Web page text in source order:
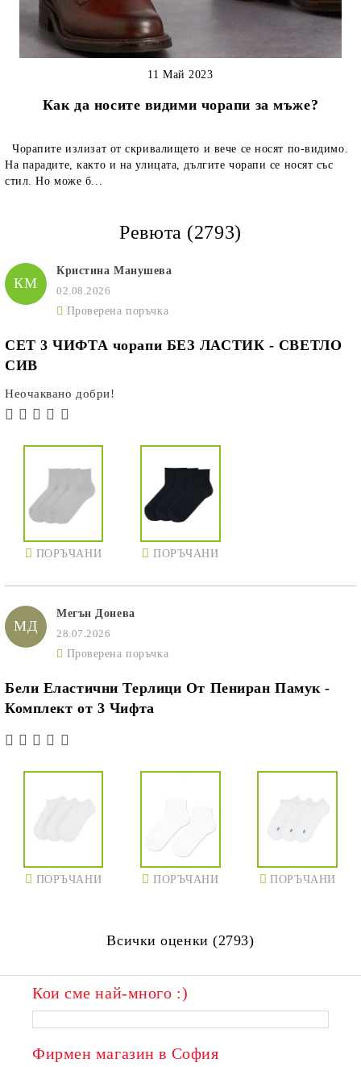
Как да носите видими чорапи за мъже?
11 Май 2023
Чорапите излизат от скривалището и вече се носят по-видимо.
На парадите, както и на улицата, дългите чорапи се носят със
стил. Но може б...
Ревюта (2793)
КМ
Кристина Манушева
02.08.2026
Проверена поръчка
СЕТ 3 ЧИФТА чорапи БЕЗ ЛАСТИК - СВЕТЛО
СИВ
Неочаквано добри!
ПОРЪЧАНИ ПОРЪЧАНИ
МД
Мегън Донева
28.07.2026
Проверена поръчка
Бели Еластични Терлици От Пениран Памук -
Комплект от 3 Чифта
ПОРЪЧАНИ ПОРЪЧАНИ ПОРЪЧАНИ
Всички оценки (2793)
Кои сме най-много :)
Фирмен магазин в София